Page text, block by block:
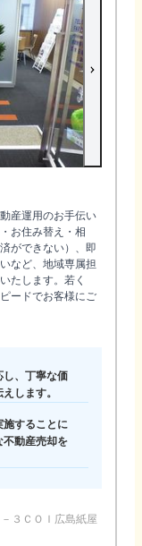
産運用のお手伝い
お住み替え・相
ができない）、即
など、地域専属担
たします。若く
ードでお客様にご
し、丁寧な価
します。
施することに
不動産売却を
３ＣＯＩ広島紙屋